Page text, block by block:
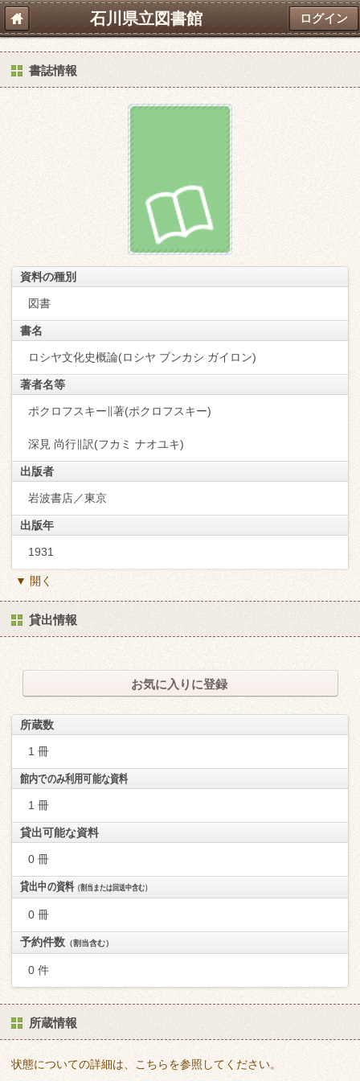
石川県立図書館 ログイン
書誌情報
資料の種別
図書
書名
ロシヤ文化史概論(ロシヤ ブンカシ ガイロン)
著者名等
ポクロフスキー∥著(ポクロフスキー)
深見 尚行∥訳(フカミ ナオユキ)
出版者
岩波書店／東京
出版年
1931
▼ 開く
貸出情報
お気に入りに登録
所蔵数
1 冊
館内でのみ利用可能な資料
1 冊
貸出可能な資料
0 冊
貸出中の資料（割当または回送中含む）
0 冊
予約件数 （割当含む）
0 件
所蔵情報
状態についての詳細は、こちらを参照してください。